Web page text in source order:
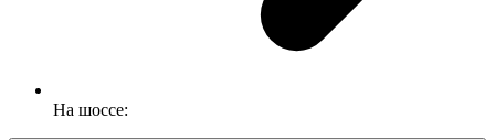
На шоссе: